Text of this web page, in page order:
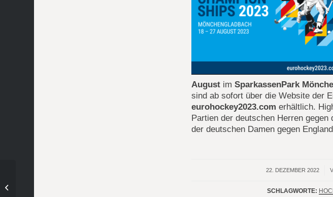
August imSparkassenPark
sind ab sofort über die Website der
eurohockey2023.com erhältlich.
Partien der deutschen Herren gegen
der deutschen Damen gegen
22. DEZEMBER 2022
/
SCHLAGWORTE: